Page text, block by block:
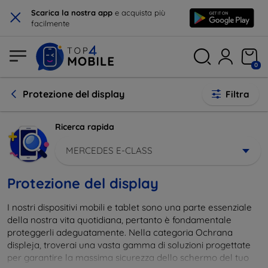
× Scarica la nostra app e acquista più
facilmente
0
Protezione del display Filtra
Ricerca rapida
MERCEDES E-CLASS
Protezione del display
I nostri dispositivi mobili e tablet sono una parte essenziale
della nostra vita quotidiana, pertanto è fondamentale
proteggerli adeguatamente. Nella categoria Ochrana
displeja, troverai una vasta gamma di soluzioni progettate
per garantire la massima sicurezza dello schermo del tuo